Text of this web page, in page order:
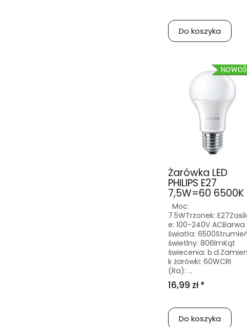
Do koszyka
Żarówka LED
PHILIPS E27
7,5W=60 6500K
Moc:
7.5WTrzonek:
e: 100-240V ACBarwa
światła:
świetlny: 806lmKąt
świecenia:
k żarówki: 60WCRI
(Ra): ...
16,99 zł *
Do koszyka